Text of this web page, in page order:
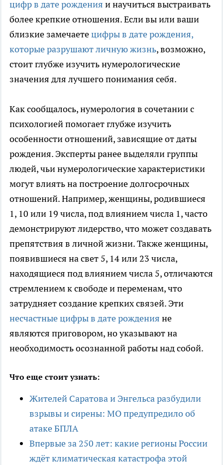
цифр в дате рождения и научиться выстраивать
более крепкие отношения. Если вы или ваши
близкие замечаетецифры в дате рождения,
которые разрушают личную жизнь, возможно,
стоит глубже изучить нумерологические
значения для лучшего понимания себя.
Как сообщалось, нумерология в сочетании с
психологией помогает глубже изучить
особенности отношений, зависящие от даты
рождения. Эксперты ранее выделяли группы
людей, чьи нумерологические характеристики
могут влиять на построение долгосрочных
отношений. Например, женщины, родившиеся
1, 10 или 19 числа, под влиянием числа 1, часто
демонстрируют лидерство, что может создавать
препятствия в личной жизни. Также женщины,
появившиеся на свет 5, 14 или 23 числа,
находящиеся под влиянием числа 5, отличаются
стремлением к свободе и переменам, что
затрудняет создание крепких связей. Эти
несчастные цифры в дате рождения не
являются приговором, но указывают на
необходимость осознанной работы над собой.
Что еще стоит узнать:
Жителей Саратова и Энгельса разбудили
взрывы и сирены: МО предупредило об
атаке БПЛА
Впервые за 250 лет: какие регионы России
ждёт климатическая катастрофа этой